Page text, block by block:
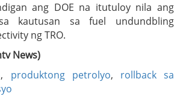
ang DOE na itutuloy nila ang
kautusan sa fuel undundbling
ng TRO.
News)
, produktong petrolyo, rollback sa